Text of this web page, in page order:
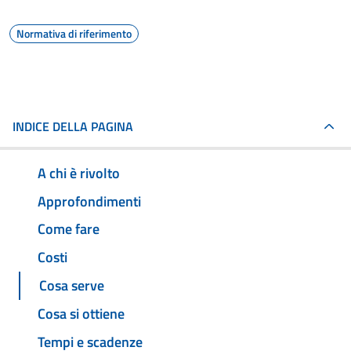
Normativa di riferimento
INDICE DELLA PAGINA
A chi è rivolto
Approfondimenti
Come fare
Costi
Cosa serve
Cosa si ottiene
Tempi e scadenze